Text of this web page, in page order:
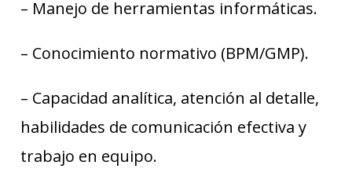
– Manejo de herramientas informáticas.
– Conocimiento normativo (BPM/GMP).
– Capacidad analítica, atención al detalle,
habilidades de comunicación efectiva y
trabajo en equipo.